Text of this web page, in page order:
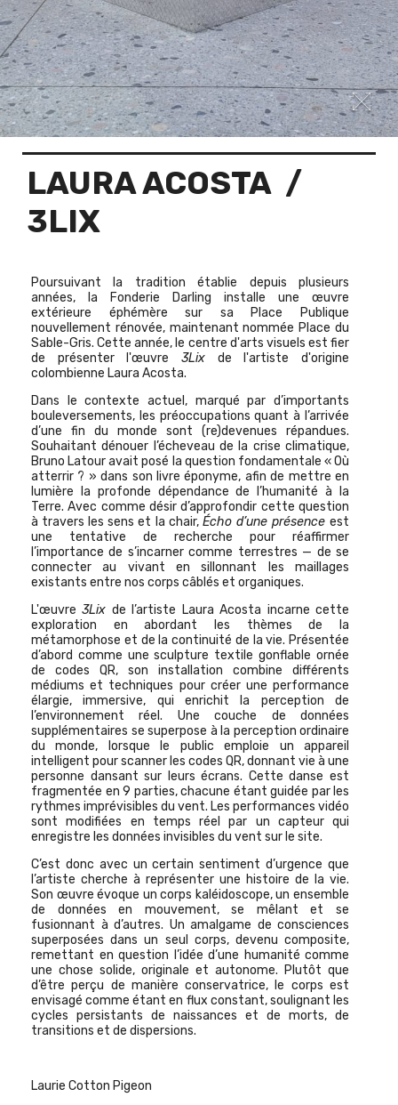
LAURA ACOSTA/
3LIX
Poursuivant la tradition établie depuis plusieurs
années, la Fonderie Darling installe une œuvre
extérieure éphémère sur sa Place Publique
nouvellement rénovée, maintenant nommée Place du
Sable-Gris. Cette année, le centre d'arts visuels est fier
de présenter l'œuvre 3Lix de l'artiste d'origine
colombienne Laura Acosta.
Dans le contexte actuel, marqué par d’importants
bouleversements, les préoccupations quant à l’arrivée
d’une fin du monde sont (re)devenues répandues.
Souhaitant dénouer l’écheveau de la crise climatique,
Bruno Latour avait posé la question fondamentale « Où
atterrir ? » dans son livre éponyme, afin de mettre en
lumière la profonde dépendance de l’humanité à la
Terre. Avec comme désir d’approfondir cette question
à travers les sens et la chair, Écho d’une présenceest
une tentative de recherche pour réaffirmer
l’importance de s’incarner comme terrestres — de se
connecter au vivant en sillonnant les maillages
existants entre nos corps câblés et organiques.
L'œuvre3Lix de l’artiste Laura Acosta incarne cette
exploration en abordant les thèmes de la
métamorphose et de la continuité de la vie. Présentée
d’abord comme une sculpture textile gonflable ornée
de codes QR, son installation combine différents
médiums et techniques pour créer une performance
élargie, immersive, qui enrichit la perception de
l’environnement réel. Une couche de données
supplémentaires se superpose à la perception ordinaire
du monde, lorsque le public emploie un appareil
intelligent pour scanner les codes QR, donnant vie à une
personne dansant sur leurs écrans. Cette danse est
fragmentée en 9 parties, chacune étant guidée par les
rythmes imprévisibles du vent. Les performances vidéo
sont modifiées en temps réel par un capteur qui
enregistre les données invisibles du vent sur le site.
C’est donc avec un certain sentiment d’urgence que
l’artiste cherche à représenter une histoire de la vie.
Son œuvre évoque un corps kaléidoscope, un ensemble
de données en mouvement, se mêlant et se
fusionnant à d’autres. Un amalgame de consciences
superposées dans un seul corps, devenu composite,
remettant en question l’idée d’une humanité comme
une chose solide, originale et autonome. Plutôt que
d’être perçu de manière conservatrice, le corps est
envisagé comme étant en flux constant, soulignant les
cycles persistants de naissances et de morts, de
transitions et de dispersions.
Laurie Cotton Pigeon